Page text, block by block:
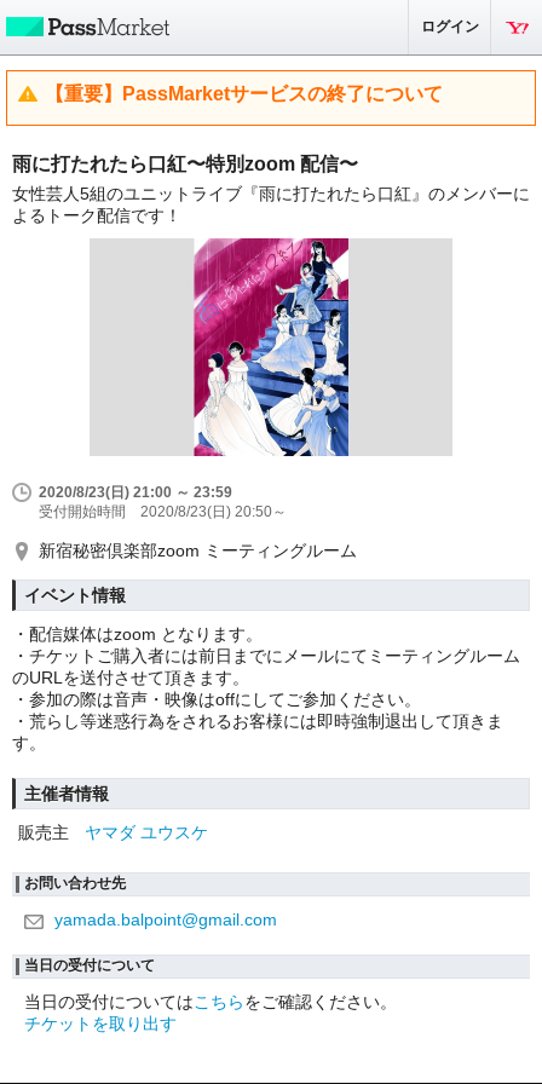
ログイン
【重要】PassMarketサービスの終了について
雨に打たれたら口紅〜特別zoom 配信〜
女性芸人5組のユニットライブ『雨に打たれたら口紅』のメンバーに
よるトーク配信です！
2020/8/23(日) 21:00 ～ 23:59
受付開始時間 2020/8/23(日) 20:50～
新宿秘密倶楽部zoom ミーティングルーム
イベント情報
・配信媒体はzoom となります。
・チケットご購入者には前日までにメールにてミーティングルーム
のURLを送付させて頂きます。
・参加の際は音声・映像はoffにしてご参加ください。
・荒らし等迷惑行為をされるお客様には即時強制退出して頂きま
す。
主催者情報
販売主
ヤマダ ユウスケ
お問い合わせ先
yamada.balpoint@gmail.com
当日の受付について
当日の受付についてはこちらをご確認ください。
チケットを取り出す